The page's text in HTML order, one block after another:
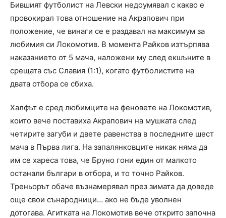
Бившият футболист на Левски недоумявал с какво е
провокирал това отношение на Акрапович при
положение, че винаги се е раздавал на максимум за
любимия си Локомотив. В момента Райков изтърпява
наказанието от 5 мача, наложени му след екшъните в
срещата със Славия (1:1), когато футболистите на
двата отбора се сбиха.
Халфът е сред любимците на феновете на Локомотив,
които вече поставиха Акрапович на мушката след
четирите загуби и двете равенства в последните шест
мача в Първа лига. На запалянковците никак няма да
им се хареса това, че Бруно гони един от малкото
останали българи в отбора, и то точно Райков.
Треньорът обаче възнамерявал през зимата да доведе
още свои сънародници… ако не бъде уволнен
дотогава. Агитката на Локомотив вече открито започна